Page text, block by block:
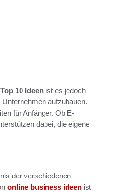
Top 10 Ideen ist es jedoch
aufzubauen.
für Anfänger. Ob E-
dabei, die eigene
der verschiedenen
online business ideen ist